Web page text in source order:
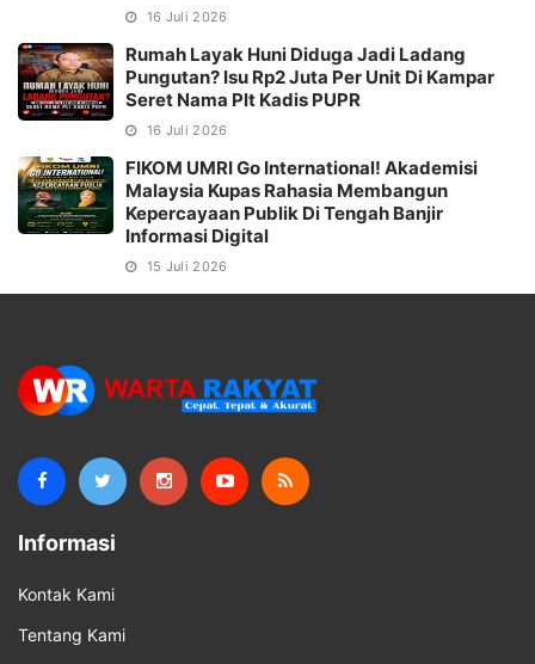
16 Juli 2026
Rumah Layak Huni Diduga Jadi Ladang
Pungutan? Isu Rp2 Juta Per Unit Di Kampar
Seret Nama Plt Kadis PUPR
16 Juli 2026
FIKOM UMRI Go International! Akademisi
Malaysia Kupas Rahasia Membangun
Kepercayaan Publik Di Tengah Banjir
Informasi Digital
15 Juli 2026
Informasi
Kontak Kami
Tentang Kami